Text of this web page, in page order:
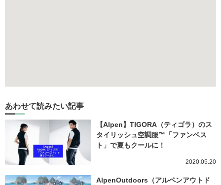
あわせて読みたい記事
【Alpen】TIGORA（ティゴラ）のス
タイリッシュ空調服™️「ファンベス
ト」で夏もクールに！
2020.05.20
AlpenOutdoors（アルペンアウトド